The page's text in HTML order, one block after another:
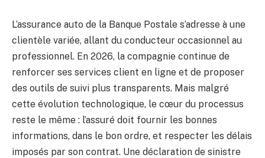
L’assurance auto de la Banque Postale s’adresse à une
clientèle variée, allant du conducteur occasionnel au
professionnel. En 2026, la compagnie continue de
renforcer ses services client en ligne et de proposer
des outils de suivi plus transparents. Mais malgré
cette évolution technologique, le cœur du processus
reste le même : l’assuré doit fournir les bonnes
informations, dans le bon ordre, et respecter les délais
imposés par son contrat. Une déclaration de sinistre